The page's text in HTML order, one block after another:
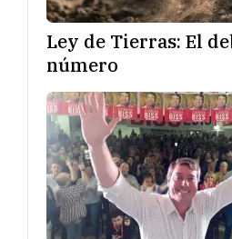
Ley de Tierras: El
número